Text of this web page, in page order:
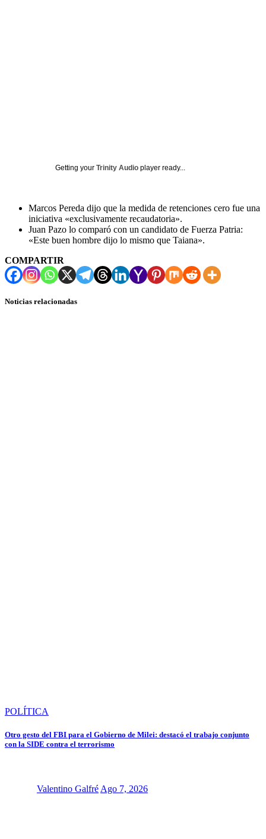
Getting your Trinity Audio player ready...
Marcos Pereda dijo que la medida de retenciones cero fue una
iniciativa «exclusivamente recaudatoria».
Juan Pazo lo comparó con un candidato de Fuerza Patria:
«Este buen hombre dijo lo mismo que Taiana».
COMPARTIR
Noticias relacionadas
POLÍTICA
Otro gesto del FBI para el Gobierno de Milei: destacó el trabajo conjunto
con la SIDE contra el terrorismo
Valentino Galfré Ago 7, 2026